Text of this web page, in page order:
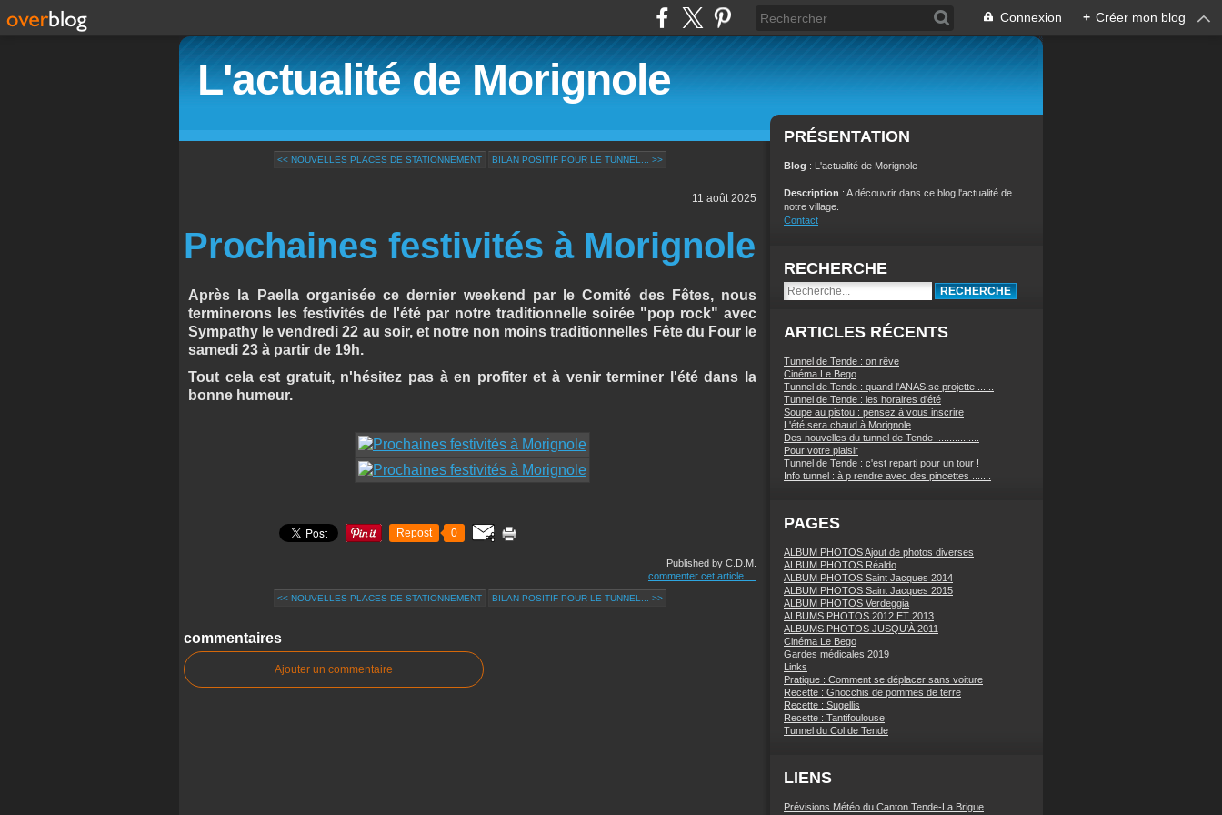
Connexion + Créer mon blog
L'actualité de Morignole
<< NOUVELLES PLACES DE STATIONNEMENT BILAN POSITIF POUR LE TUNNEL... >>
11 août 2025
Prochaines festivités à Morignole
Après la Paella organisée ce dernier weekend par le Comité des Fêtes, nous
terminerons les festivités de l'été par notre traditionnelle soirée "pop rock" avec
Sympathy le vendredi 22 au soir, et notre non moins traditionnelles Fête du Four le
samedi 23 à partir de 19h.
Tout cela est gratuit, n'hésitez pas à en profiter et à venir terminer l'été dans la
bonne humeur.
Repost 0
Published by C.D.M.
commenter cet article
<< NOUVELLES PLACES DE STATIONNEMENT BILAN POSITIF POUR LE TUNNEL... >>
commentaires
Ajouter un commentaire
PRÉSENTATION
Blog : L'actualité de Morignole
Description : A découvrir dans ce blog l'actualité de
notre village.
Contact
RECHERCHE
ARTICLES RÉCENTS
Tunnel de Tende : on rêve
Cinéma Le Bego
Tunnel de Tende : quand l'ANAS se projette ......
Tunnel de Tende : les horaires d'été
Soupe au pistou : pensez à vous inscrire
L'été sera chaud à Morignole
Des nouvelles du tunnel de Tende ................
Pour votre plaisir
Tunnel de Tende : c'est reparti pour un tour !
Info tunnel : à p rendre avec des pincettes .......
PAGES
ALBUM PHOTOS Ajout de photos diverses
ALBUM PHOTOS Réaldo
ALBUM PHOTOS Saint Jacques 2014
ALBUM PHOTOS Saint Jacques 2015
ALBUM PHOTOS Verdeggia
ALBUMS PHOTOS 2012 ET 2013
ALBUMS PHOTOS JUSQU’À 2011
Cinéma Le Bego
Gardes médicales 2019
Links
Pratique : Comment se déplacer sans voiture
Recette : Gnocchis de pommes de terre
Recette : Sugellis
Recette : Tantifoulouse
Tunnel du Col de Tende
LIENS
Prévisions Météo du Canton Tende-La Brigue